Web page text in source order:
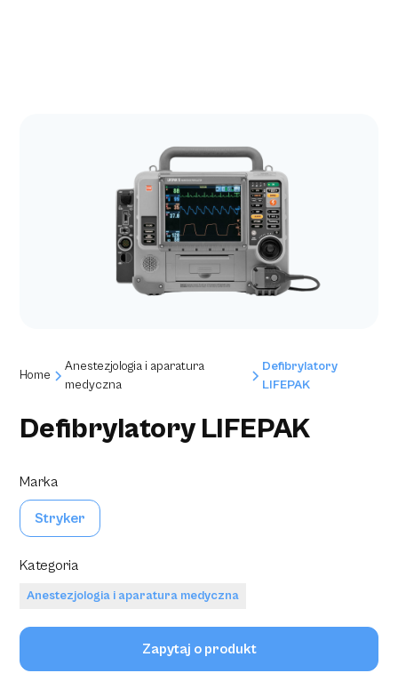
Home
Anestezjologia i aparatura
medyczna
Defibrylatory
LIFEPAK
Defibrylatory LIFEPAK
Marka
Stryker
Kategoria
Anestezjologia i aparatura medyczna
Zapytaj o produkt